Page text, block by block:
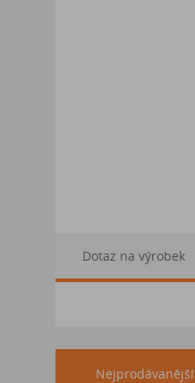
Dotaz na výrobek
Nejprodávanější